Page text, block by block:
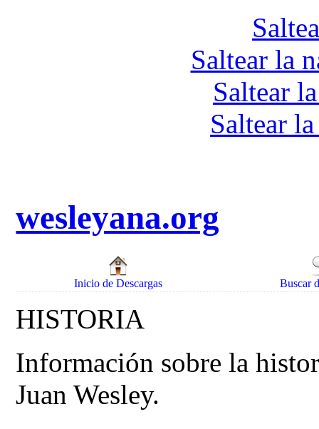
Saltear la
Saltear
Saltear
wesleyana.org
Inicio de Descargas Buscar
HISTORIA
Información sobre la
Juan Wesley.